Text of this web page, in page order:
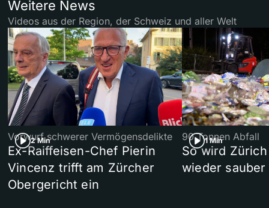
Weitere News
Videos aus der Region, der Schweiz und aller Welt
2 Min
Vorwurf schwerer Vermögensdelikte
Ex-Raiffeisen-Chef Pierin
Vincenz trifft am Zürcher
Obergericht ein
1 Min
90 Tonnen Abfall
So wird
wieder sauber